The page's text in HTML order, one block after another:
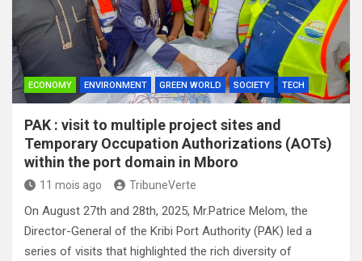
ECONOMY ENVIRONMENT GREEN WORLD SOCIETY TECH
PAK : visit to multiple project sites and
Temporary Occupation Authorizations (AOTs)
within the port domain in Mboro
11 mois ago TribuneVerte
On August 27th and 28th, 2025, Mr.Patrice Melom, the
Director-General of the Kribi Port Authority (PAK) led a
series of visits that highlighted the rich diversity of